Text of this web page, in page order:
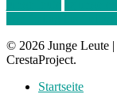
© 2026 Junge Leute |
CrestaProject.
Startseite